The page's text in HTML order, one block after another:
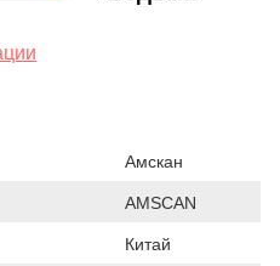
Амскан
AMSCAN
Китай